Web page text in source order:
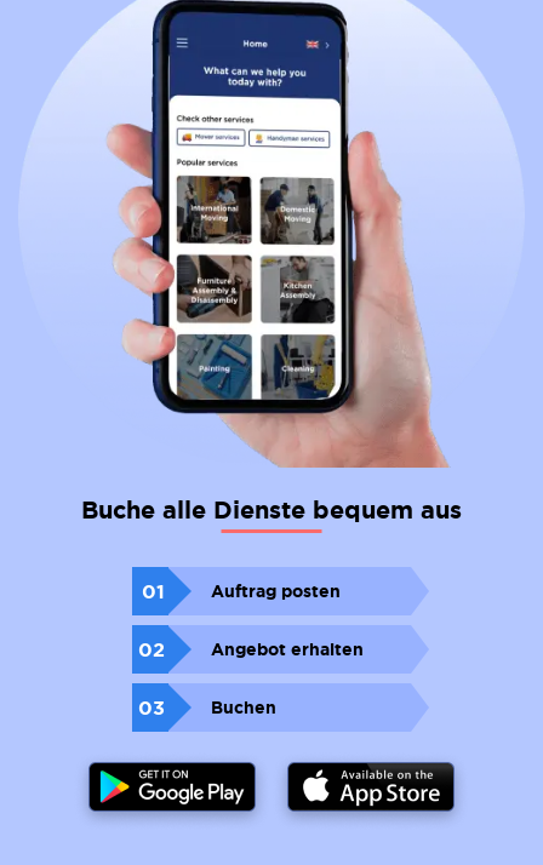
Buche alle Dienste bequem aus
01 Auftrag posten
02 Angebot erhalten
03 Buchen